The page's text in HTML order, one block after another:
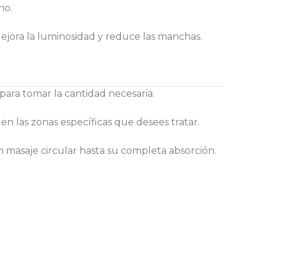
la luminosidad y reduce las manchas.
tomar la cantidad necesaria.
las zonas específicas que desees tratar.
masaje circular hasta su completa absorción.